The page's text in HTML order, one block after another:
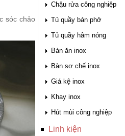
sóc chảo
Chậu rửa công nghiệp
Tủ quầy bán phở
Tủ quầy hâm nóng
Bàn ăn inox
Bàn sơ chế inox
Giá kệ inox
Khay inox
Hút mùi công nghiệp
Linh kiện